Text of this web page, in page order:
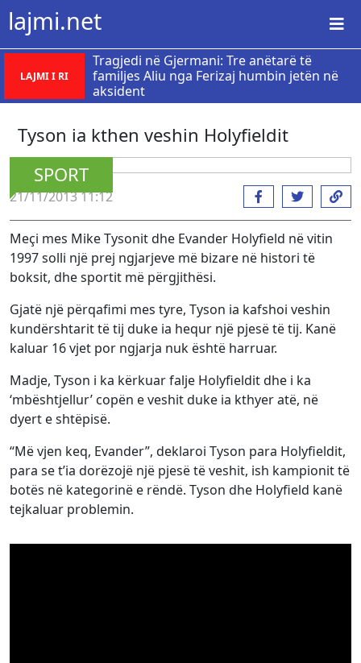
lajmi.net
LAJMI I RI
Tragjedi në Gjermani: Tre anëtarë të
familjes Aliu nga Ferizaj humbin jetën në
aksident
Tyson ia kthen veshin Holyfieldit
SPORT
21/11/2013 11:12
Meçi mes Mike Tysonit dhe Evander Holyfield në vitin
1997 solli një prej ngjarjeve më bizare në histori të
boksit, dhe sportit më përgjithësi.
Gjatë një përqafimi mes tyre, Tyson ia kafshoi veshin
kundërshtarit të tij duke ia hequr një pjesë të tij. Kanë
kaluar 16 vjet por ngjarja nuk është harruar.
Madje, Tyson i ka kërkuar falje Holyfieldit dhe i ka
‘mbështjellur’ copën e veshit duke ia kthyer atë, në
dyert e shtëpisë.
“Më vjen keq, Evander”, deklaroi Tyson para Holyfieldit,
para se t’ia dorëzojë një pjesë të veshit, ish kampionit të
botës në kategorinë e rëndë. Tyson dhe Holyfield kanë
tejkaluar problemin.